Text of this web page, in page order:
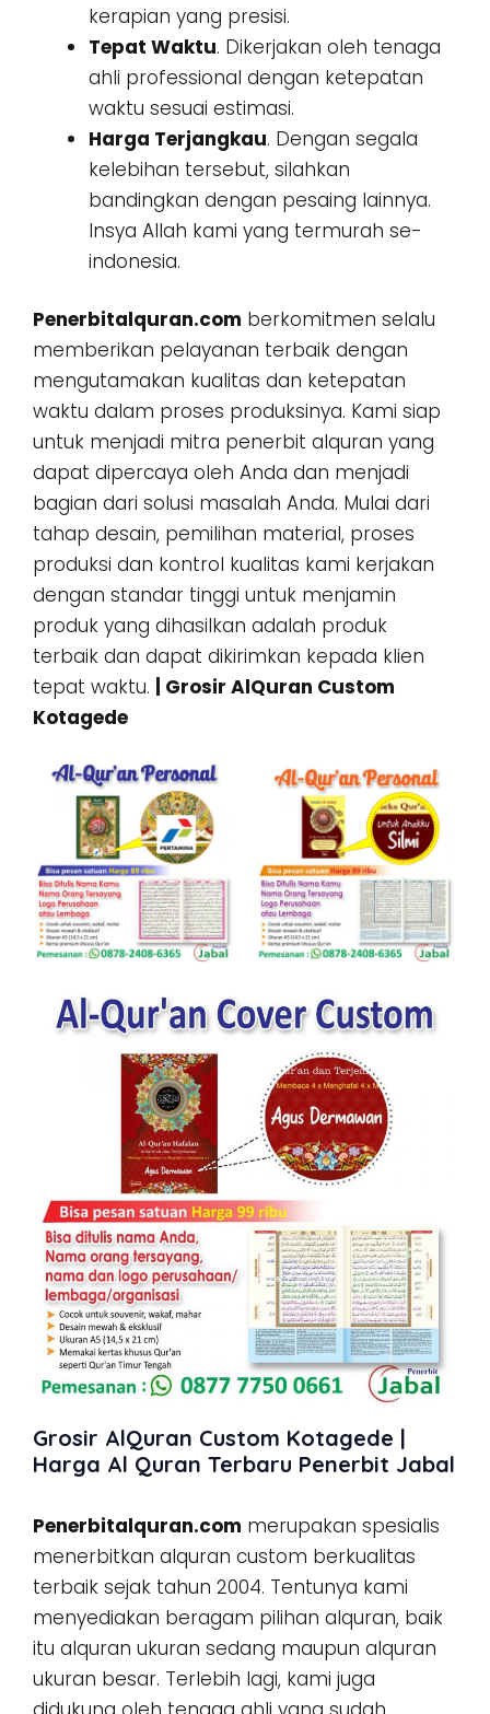
kerapian yang presisi.
Tepat Waktu. Dikerjakan oleh tenaga
ahli professional dengan ketepatan
waktu sesuai estimasi.
Harga Terjangkau. Dengan segala
kelebihan tersebut, silahkan
bandingkan dengan pesaing lainnya.
Insya Allah kami yang termurah se-
indonesia.
Penerbitalquran.com berkomitmen selalu
memberikan pelayanan terbaik dengan
mengutamakan kualitas dan ketepatan
waktu dalam proses produksinya. Kami siap
untuk menjadi mitra penerbit alquran yang
dapat dipercaya oleh Anda dan menjadi
bagian dari solusi masalah Anda. Mulai dari
tahap desain, pemilihan material, proses
produksi dan kontrol kualitas kami kerjakan
dengan standar tinggi untuk menjamin
produk yang dihasilkan adalah produk
terbaik dan dapat dikirimkan kepada klien
tepat waktu.
| Grosir AlQuran Custom
Kotagede
Grosir AlQuran Custom Kotagede |
Harga Al Quran Terbaru Penerbit Jabal
Penerbitalquran.com merupakan spesialis
menerbitkan alquran custom berkualitas
terbaik sejak tahun 2004. Tentunya kami
menyediakan beragam pilihan alquran, baik
itu alquran ukuran sedang maupun alquran
ukuran besar. Terlebih lagi, kami juga